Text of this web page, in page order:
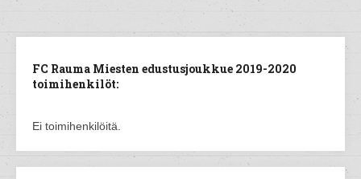
FC Rauma Miesten edustusjoukkue 2019-2020
toimihenkilöt:
Ei toimihenkilöitä.